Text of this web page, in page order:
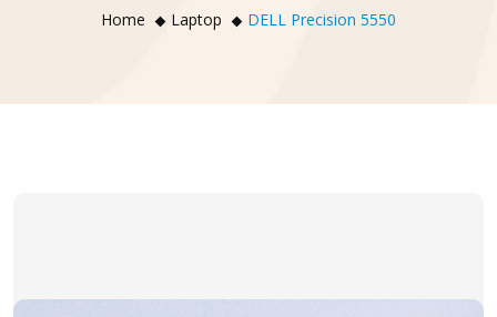
Home Laptop DELL Precision 5550